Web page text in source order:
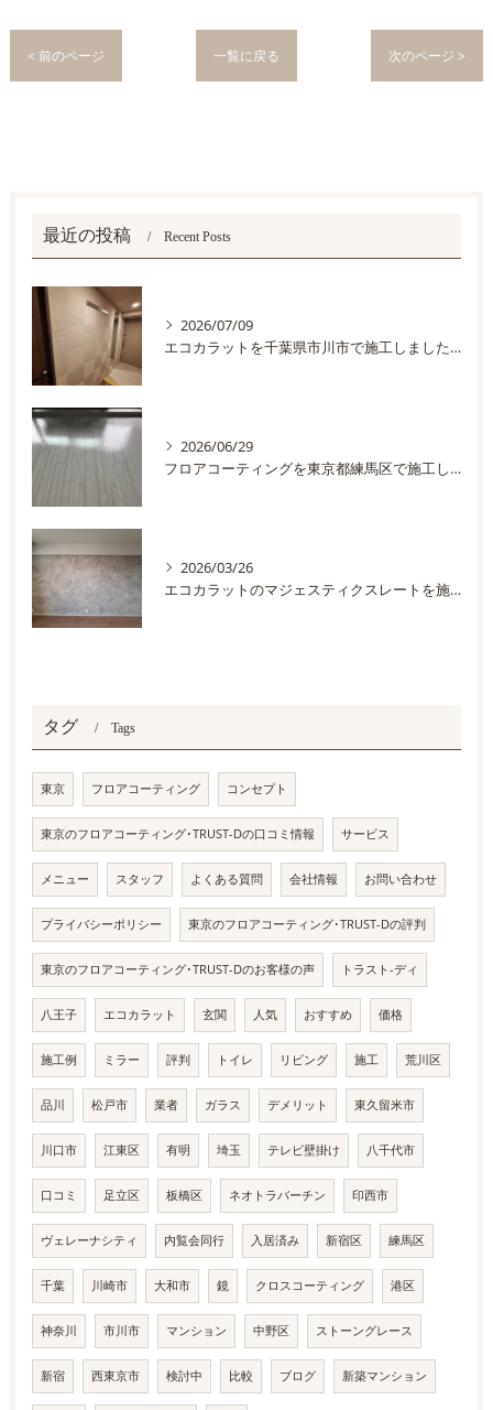
< 前のページ 一覧に戻る 次のページ >
最近の投稿 Recent Posts
2026/07/09
エコカラットを千葉県市川市で施工しました。
2026/06/29
フロアコーティングを東京都練馬区で施工しました
2026/03/26
エコカラットのマジェスティクスレートを施工しました
タグ Tags
東京 フロアコーティング コンセプト
東京のフロアコーティング･TRUST-Dの口コミ情報 サービス
メニュー スタッフ よくある質問 会社情報 お問い合わせ
プライバシーポリシー 東京のフロアコーティング･TRUST-Dの評判
東京のフロアコーティング･TRUST-Dのお客様の声 トラスト-ディ
八王子 エコカラット 玄関 人気 おすすめ 価格
施工例 ミラー 評判 トイレ リビング 施工 荒川区
品川 松戸市 業者 ガラス デメリット 東久留米市
川口市 江東区 有明 埼玉 テレビ壁掛け 八千代市
口コミ 足立区 板橋区 ネオトラバーチン 印西市
ヴェレーナシティ 内覧会同行 入居済み 新宿区 練馬区
千葉 川崎市 大和市 鏡 クロスコーティング 港区
神奈川 市川市 マンション 中野区 ストーングレース
新宿 西東京市 検討中 比較 ブログ 新築マンション